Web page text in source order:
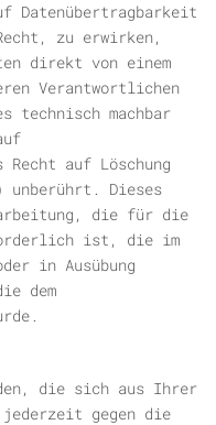
Datenübertragbarkeit
zu erwirken,
direkt von einem
Verantwortlichen
technisch machbar
auf Löschung
unberührt. Dieses
die für die
ist, die im
in Ausübung
dem
die sich aus Ihrer
jederzeit gegen die